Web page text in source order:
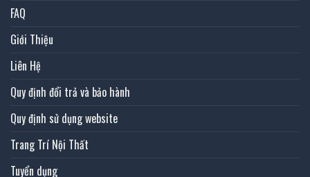
FAQ
Giới Thiệu
Liên Hệ
Quy định đổi trả và bảo hành
Quy định sử dụng website
Trang Trí Nội Thất
Tuyển dụng